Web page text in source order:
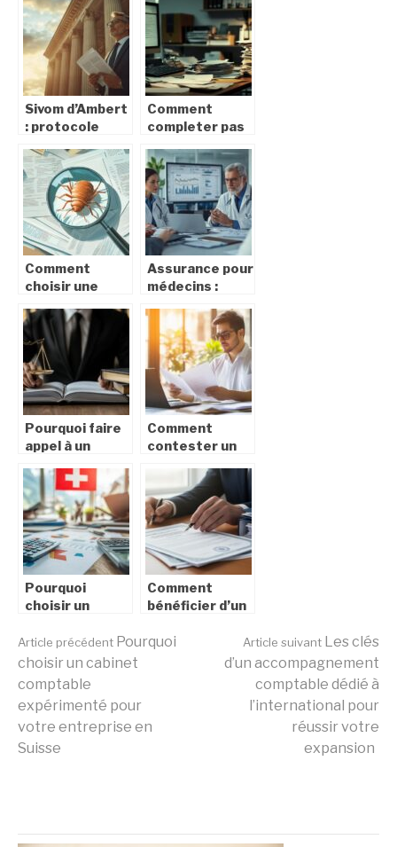
materiel et
intellectuel
harmonisation
avec les
standards
internationaux
Sivom d’Ambert
: protocole
des seniors
lors d’un
licenciement
pour inaptitude
Comment
completer pas
attestation
Pole emploi
particulier
employeur :
format PDF
inclus
Comment
choisir une
les punaises de
lit et réduire
les coûts de
traitement
Assurance pour
médecins :
couverture et
tarifs
compétitifs,
est-ce possible
Pourquoi faire
appel à un
spécialisé pour
vos recours
administratifs
et judiciaires
Comment
contester un
MDPH en
suivant les
bonnes étapes
Pourquoi
choisir un
comptable
expérimenté
pour votre
entreprise en
Suisse
Comment
bénéficier d’un
d’accompagnement
Lire
la
suite
Article précédent Pourquoi
choisir un cabinet
comptable
expérimenté pour
votre entreprise en
Suisse
Article suivant Les clés
d’un accompagnement
comptable dédié à
l’international pour
réussir votre
expansion